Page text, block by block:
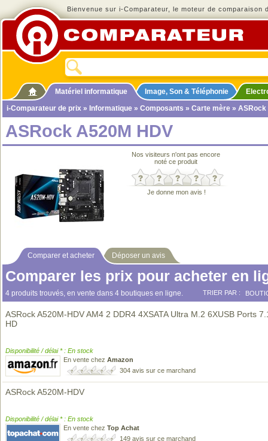
Bienvenue sur i-Comparateur, le moteur de comparaison
Matériel informatique Image, Son & Téléphonie
i-Comparateur de prix » Informatique » Composants » Carte mère » ASRock
ASRock A520M HDV
Nos visiteurs n'ont pas encore
noté ce produit
Je donne mon avis !
Comparer et acheter Déposer un avis
Comparer les prix pour acheter en
4 produits trouvés, en vente dans 4 boutiques en ligne. TRIER PAR :
ASRock A520M-HDV AM4 2 DDR4 4XSATA Ultra M.2 6XUSB Ports
HD
Disponibilité / délai * : En stock
En vente chez Amazon
304 avis sur ce marchand
ASRock A520M-HDV
Disponibilité / délai * : En stock
En vente chez Top Achat
149 avis sur ce marchand